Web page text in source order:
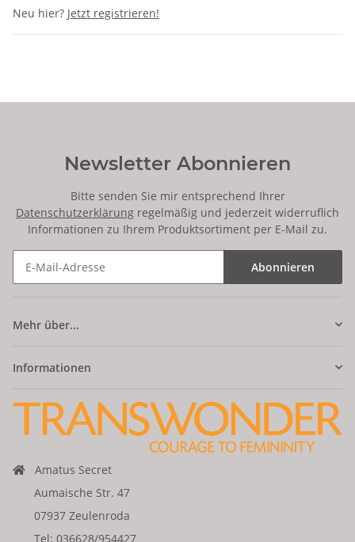
Neu hier? Jetzt registrieren!
Newsletter Abonnieren
Bitte senden Sie mir entsprechend Ihrer
Datenschutzerklärung regelmäßig und jederzeit widerruflich
Informationen zu Ihrem Produktsortiment per E-Mail zu.
Abonnieren
Mehr über...
Informationen
Amatus Secret
Aumaische Str. 47
07937 Zeulenroda
Tel: 036628/954427